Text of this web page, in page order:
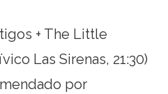
+ The Little
Las Sirenas, 21:30)
por